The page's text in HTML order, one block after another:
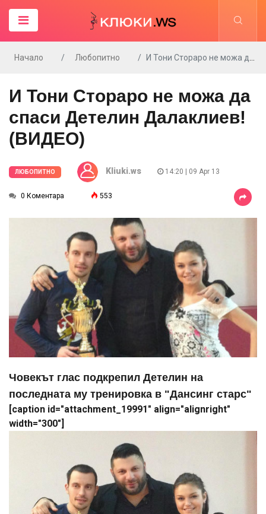
Начало Любопитно И Тони Стораро не можа да спаси Детелин Далаклиев! (ВИДЕО)
И Тони Стораро не можа да
спаси Детелин Далаклиев!
(ВИДЕО)
ЛЮБОПИТНО Kliuki.ws 14:20 | 09 Apr 13
0 Коментара 553
Човекът глас подкрепил Детелин на
последната му тренировка в "Дансинг старс"
[caption id="attachment_19991" align="alignright"
width="300"]